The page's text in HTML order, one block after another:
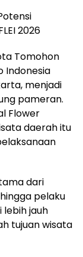
2026
Tomohon
Indonesia
menjadi
pameran.
Flower
daerah itu
dari
pelaku
jauh
tujuan wisata